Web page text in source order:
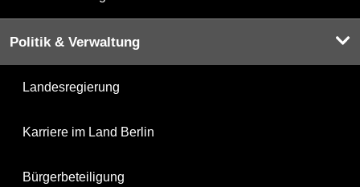
Politik & Verwaltung
Landesregierung
Karriere im Land Berlin
Bürgerbeteiligung